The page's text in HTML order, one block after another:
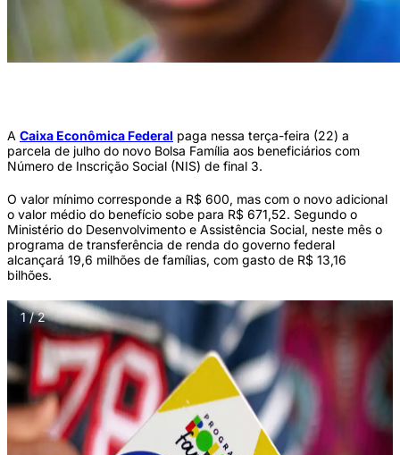
A Caixa Econômica Federal paga nessa terça-feira (22) a
parcela de julho do novo Bolsa Família aos beneficiários com
Número de Inscrição Social (NIS) de final 3.
O valor mínimo corresponde a R$ 600, mas com o novo adicional
o valor médio do benefício sobe para R$ 671,52. Segundo o
Ministério do Desenvolvimento e Assistência Social, neste mês o
programa de transferência de renda do governo federal
alcançará 19,6 milhões de famílias, com gasto de R$ 13,16
bilhões.
1 / 2